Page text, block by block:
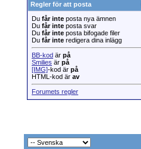
Regler för att posta
Du får inte posta nya ämnen
Du får inte posta svar
Du får inte posta bifogade filer
Du får inte redigera dina inlägg
BB-kod är på
Smilies är på
[IMG]-kod är på
HTML-kod är av
Forumets regler